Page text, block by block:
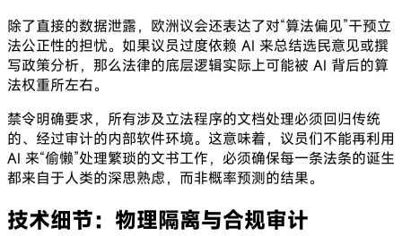
除了直接的数据泄露，欧洲议会还表达了对“算法偏见”干预立
法公正性的担忧。如果议员过度依赖 AI 来总结选民意见或撰
写政策分析，那么法律的底层逻辑实际上可能被 AI 背后的算
法权重所左右。
禁令明确要求，所有涉及立法程序的文档处理必须回归传统
的、经过审计的内部软件环境。这意味着，议员们不能再利用
AI 来“偷懒”处理繁琐的文书工作，必须确保每一条法条的诞生
都来自于人类的深思熟虑，而非概率预测的结果。
技术细节：物理隔离与合规审计